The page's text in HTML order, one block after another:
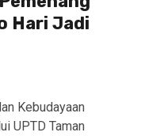
Hari Jadi
Kebudayaan
UPTD Taman